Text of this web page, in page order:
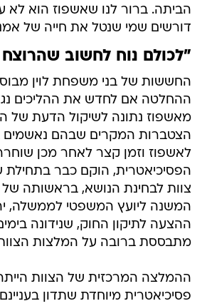
הביתה. ברור לנו שאשפוז הוא לא
דורשים שמי שנטל את חייה של
"לכולם נוח לחשוב
החששות של בני משפחת לוין
ההחלטה אם לחדש את ההליכים
מאשפוז נתונה לשיקול הדעת של
הצטברות המקרים שבהם נאשמים
לאשפוז וזמן קצר לאחר מכן
צוות לבחינת הנושא, בראשותה של
המשנה ליועץ המשפטי לממשלה,
ההצעה לתיקון החוק, שנידונה
מתבססת ברובה על המלצות
ההמלצה המרכזית של הצוות
פסיכיאטרית מיוחדת שתדון